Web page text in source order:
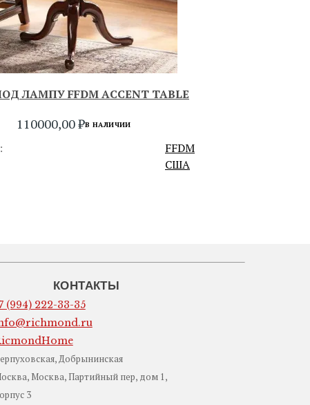
ЛАМПУ FFDM АCCENT TABLE
110000,00₽В НАЛИЧИИ
FFDM
США
КОНТАКТЫ
(994) 222-33-35
Добрынинская
Москва, Партийный пер, дом 1,
3